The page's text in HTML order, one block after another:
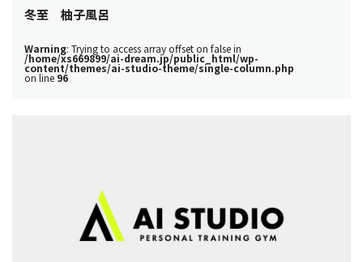
冬至 柚子風呂
Warning: Trying to access array offset on false in
/home/xs669899/ai-dream.jp/public_html/wp-
content/themes/ai-studio-theme/single-column.php
on line 96